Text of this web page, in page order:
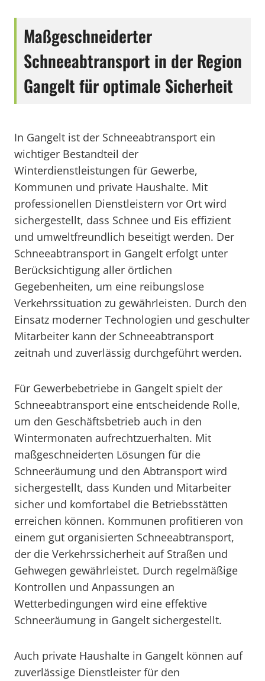
Maßgeschneiderter
Schneeabtransport in der Region
Gangelt für optimale Sicherheit
In Gangelt ist der Schneeabtransport ein
wichtiger Bestandteil der
Winterdienstleistungen für Gewerbe,
Kommunen und private Haushalte. Mit
professionellen Dienstleistern vor Ort wird
sichergestellt, dass Schnee und Eis effizient
und umweltfreundlich beseitigt werden. Der
Schneeabtransport in Gangelt erfolgt unter
Berücksichtigung aller örtlichen
Gegebenheiten, um eine reibungslose
Verkehrssituation zu gewährleisten. Durch den
Einsatz moderner Technologien und geschulter
Mitarbeiter kann der Schneeabtransport
zeitnah und zuverlässig durchgeführt werden.
Für Gewerbebetriebe in Gangelt spielt der
Schneeabtransport eine entscheidende Rolle,
um den Geschäftsbetrieb auch in den
Wintermonaten aufrechtzuerhalten. Mit
maßgeschneiderten Lösungen für die
Schneeräumung und den Abtransport wird
sichergestellt, dass Kunden und Mitarbeiter
sicher und komfortabel die Betriebsstätten
erreichen können. Kommunen profitieren von
einem gut organisierten Schneeabtransport,
der die Verkehrssicherheit auf Straßen und
Gehwegen gewährleistet. Durch regelmäßige
Kontrollen und Anpassungen an
Wetterbedingungen wird eine effektive
Schneeräumung in Gangelt sichergestellt.
Auch private Haushalte in Gangelt können auf
zuverlässige Dienstleister für den